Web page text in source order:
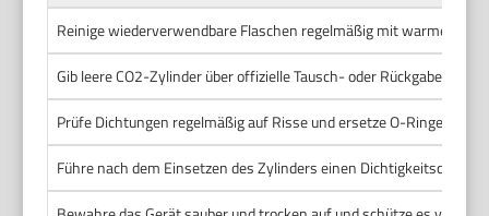
Reinige wiederverwendbare Flaschen regelmäßig mit warmem
Gib leere CO2-Zylinder über offizielle Tausch- oder
Prüfe Dichtungen regelmäßig auf Risse und ersetze O-Ringe bei
Führe nach dem Einsetzen des Zylinders einen Dichtigkeitscheck